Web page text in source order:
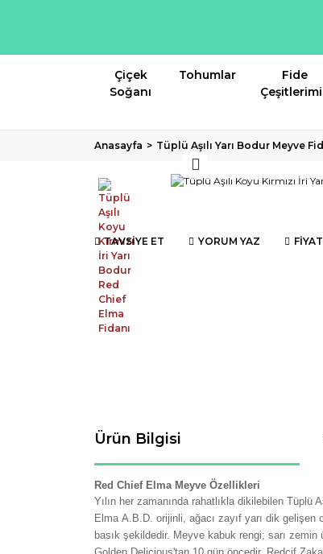
Çiçek
Soğanı
Tohumlar
Fide
Anasayfa Tüplü Aşılı Yarı Bodur Meyve
TAVSİYE ET YORUM YAZ
Ürün Bilgisi
Red Chief Elma Meyve Özellikleri
Yılın her zamanında rahatlıkla dikilebilen Tüplü
Elma A.B.D. orijinli, ağacı zayıf yarı dik
basık şekildedir. Meyve kabuk rengi; sarı